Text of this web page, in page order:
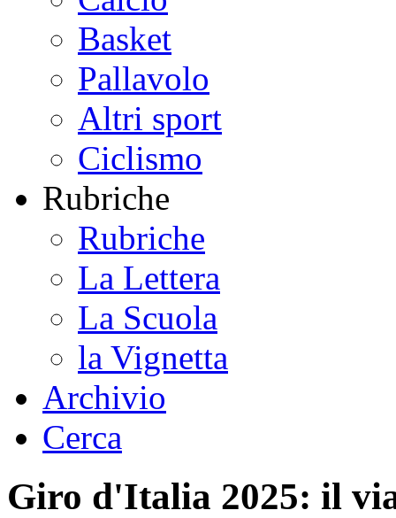
Basket
Pallavolo
Altri sport
Ciclismo
Rubriche
Rubriche
La Lettera
La Scuola
la Vignetta
Archivio
Cerca
Giro d'Italia 2025: il